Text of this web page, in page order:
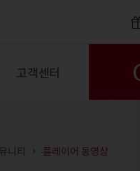
고객센터
니티 플레이어 동영상